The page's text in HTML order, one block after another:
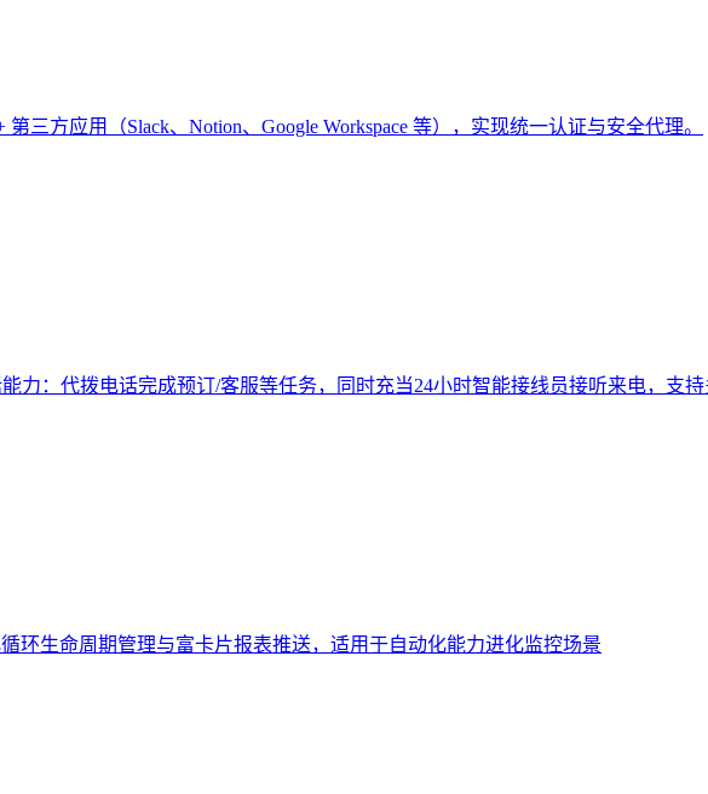
三方应用（Slack、Notion、Google Workspace 等），实现统一认证与安全代理。
力：代拨电话完成预订/客服等任务，同时充当24小时智能接线员接听来电，支持
环生命周期管理与富卡片报表推送，适用于自动化能力进化监控场景